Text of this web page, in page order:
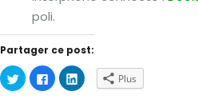
poli.
Partager ce post:
Cliquez
pour
partager
Cliquez
pour
partager
Cliquez
pour Plus